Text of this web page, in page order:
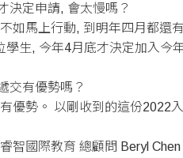
決定申請, 會太慢嗎？
如馬上行動, 到明年四月都還
學生, 今年4月底才決定加入今
交有優勢嗎？
優勢。 以剛收到的這份2022
睿智國際教育 總顧問 Beryl Chen